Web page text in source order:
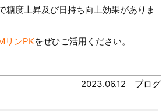
糖度上昇及び日持ち向上効果がありま
リンPKをぜひご活用ください。
2023.06.12｜ ブログ